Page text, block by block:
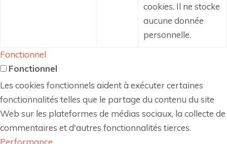
cookies. Il ne stocke
aucune donnée
personnelle.
Fonctionnel
Fonctionnel
Les cookies fonctionnels aident à exécuter certaines
fonctionnalités telles que le partage du contenu du site
Web sur les plateformes de médias sociaux, la collecte de
commentaires et d'autres fonctionnalités tierces.